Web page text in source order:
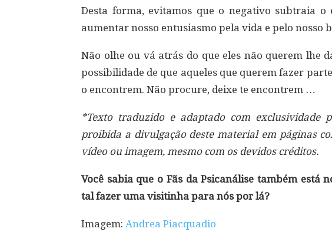
Desta forma, evitamos que o negativo subtraia o
aumentar nosso entusiasmo pela vida e pelo nosso
Não olhe ou vá atrás do que eles não querem lhe
possibilidade de que aqueles que querem fazer
o encontrem. Não procure, deixe te encontrem …
*Texto traduzido e adaptado com exclusividade
proibida a divulgação deste material em páginas
vídeo ou imagem, mesmo com os devidos créditos.
Você sabia que o Fãs da Psicanálise também está
tal fazer uma visitinha para nós por lá?
Imagem: Andrea Piacquadio